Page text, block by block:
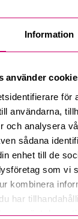
Information
använder
för
användarna,
och analysera
sådana
enhet till de
som vi
kombinera
har
använt deras
bud?
Läs fler frågor
kategori